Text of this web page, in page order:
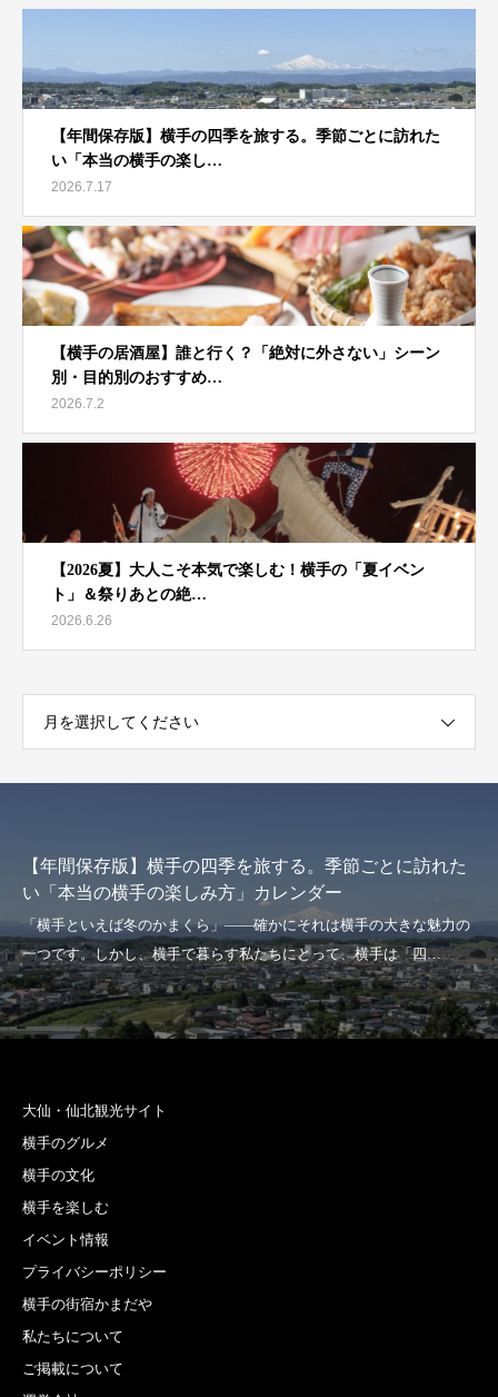
【年間保存版】横手の四季を旅する。季節ごとに訪れた
い「本当の横手の楽し…
2026.7.17
【横手の居酒屋】誰と行く？「絶対に外さない」シーン
別・目的別のおすすめ…
2026.7.2
【2026夏】大人こそ本気で楽しむ！横手の「夏イベン
ト」＆祭りあとの絶…
2026.6.26
月を選択してください
間保存版】横手の四季を旅する。季節ごとに訪れた
本当の横手の楽しみ方」カレンダー
大仙・仙北観光サイト
横手のグルメ
横手の文化
横手を楽しむ
イベント情報
プライバシーポリシー
横手の街宿かまだや
私たちについて
ご掲載について